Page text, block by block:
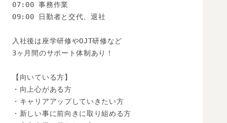
07:00 事務作業
09:00 日勤者と交代、退社
入社後は座学研修やOJT研修など
3ヶ月間のサポート体制あり！
【向いている方】
・向上心がある方
・キャリアアップしていきたい方
・新しい事に前向きに取り組める方